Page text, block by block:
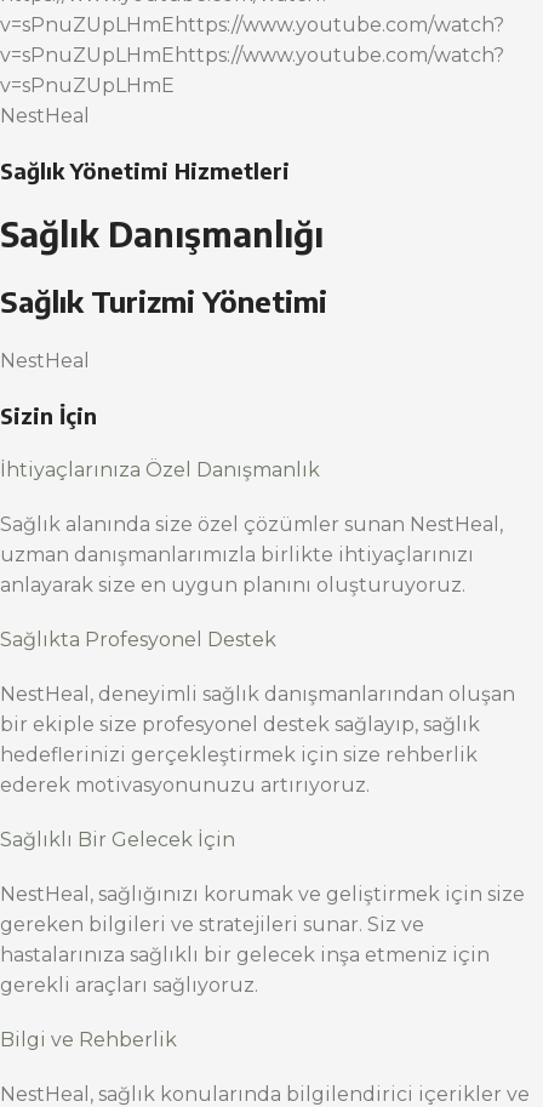
v=sPnuZUpLHmEhttps://www.youtube.com/watch?
v=sPnuZUpLHmEhttps://www.youtube.com/watch?
v=sPnuZUpLHmE
NestHeal
Sağlık Yönetimi Hizmetleri
Sağlık Danışmanlığı
Sağlık Turizmi Yönetimi
NestHeal
Sizin İçin
İhtiyaçlarınıza Özel Danışmanlık
Sağlık alanında size özel çözümler sunan NestHeal,
uzman danışmanlarımızla birlikte ihtiyaçlarınızı
anlayarak size en uygun planını oluşturuyoruz.
Sağlıkta Profesyonel Destek
NestHeal, deneyimli sağlık danışmanlarından oluşan
bir ekiple size profesyonel destek sağlayıp, sağlık
hedeflerinizi gerçekleştirmek için size rehberlik
ederek motivasyonunuzu artırıyoruz.
Sağlıklı Bir Gelecek İçin
NestHeal, sağlığınızı korumak ve geliştirmek için size
gereken bilgileri ve stratejileri sunar. Siz ve
hastalarınıza sağlıklı bir gelecek inşa etmeniz için
gerekli araçları sağlıyoruz.
Bilgi ve Rehberlik
NestHeal, sağlık konularında bilgilendirici içerikler ve